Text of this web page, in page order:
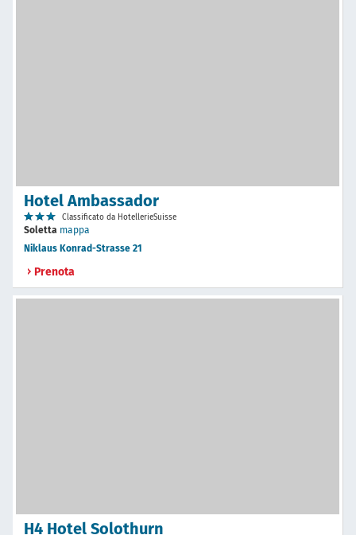
Hotel Ambassador
Classificato da HotellerieSuisse
Soletta mappa
Niklaus Konrad-Strasse 21
Prenota
H4 Hotel Solothurn